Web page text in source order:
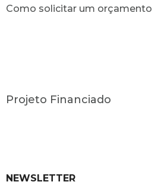
Como solicitar um orçamento
Projeto Financiado
NEWSLETTER